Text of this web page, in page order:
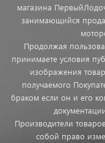
магазина
занимающийся
Продолжая
принимаете условия
изображения
получаемого
браком если он и его
Производители
собой право